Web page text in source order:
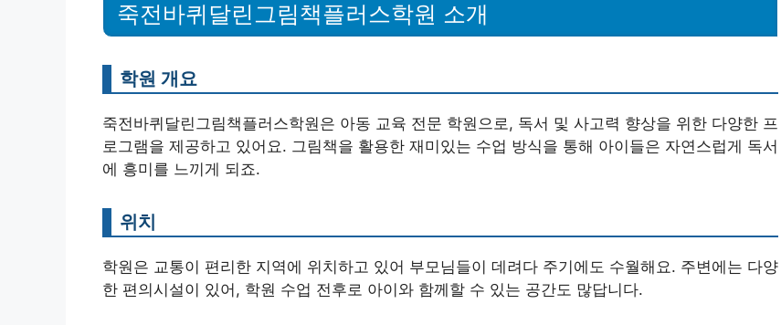
죽전바퀴달린그림책플러스학원 소개
학원 개요
죽전바퀴달린그림책플러스학원은 아동 교육 전문 학원으로, 독서 및 사고력 향상을 위한 다양한 프
로그램을 제공하고 있어요. 그림책을 활용한 재미있는 수업 방식을 통해 아이들은 자연스럽게 독서
에 흥미를 느끼게 되죠.
위치
학원은 교통이 편리한 지역에 위치하고 있어 부모님들이 데려다 주기에도 수월해요. 주변에는 다양
한 편의시설이 있어, 학원 수업 전후로 아이와 함께할 수 있는 공간도 많답니다.